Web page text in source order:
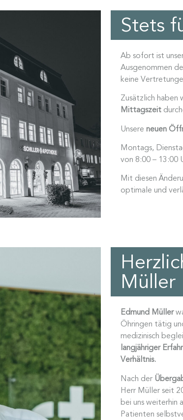
Stets
Ab sofort ist
Ausgenommen
keine
Zusätzlich haben
Mittagszeit
Unsere neuen
Montags,
von 8:00 – 13:00
Mit diesen
optimale und
Müller
Edmund Müller
Öhringen tätig
medizinisch
langjähriger
Verhältnis.
Nach der
Herr Müller seit
bei uns weiterhin
Patienten